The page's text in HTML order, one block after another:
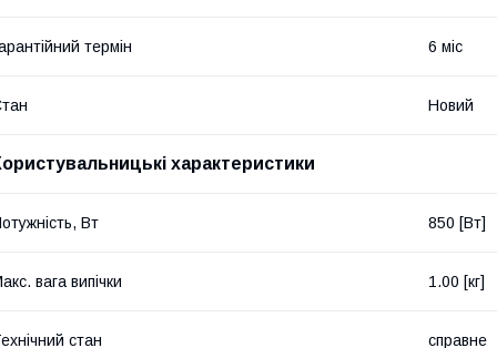
термін 6 міс
Новий
характеристики
Вт 850 [Вт]
вага випічки 1.00 [кг]
стан справне